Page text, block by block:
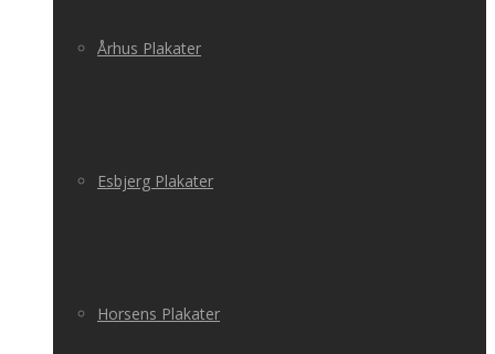
Århus Plakater
Esbjerg Plakater
Horsens Plakater